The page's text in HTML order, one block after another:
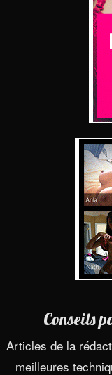
Conseils
Articles de la
meilleures